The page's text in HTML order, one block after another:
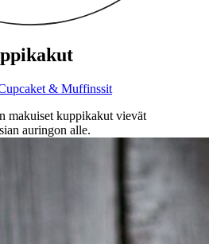
& Muffinssit
makuiset kuppikakut vievät
auringon alle.